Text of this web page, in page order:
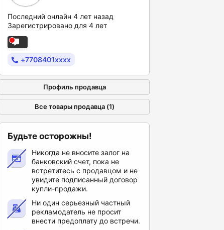
Последний онлайн 4 лет назад
Зарегистрировано для 4 лет
+7708401xxxx
Профиль продавца
Все товары продавца (1)
Будьте осторожны!
Никогда не вносите залог на
банковский счет, пока не
встретитесь с продавцом и не
увидите подписанный договор
купли-продажи.
Ни один серьезный частный
рекламодатель не просит
внести предоплату до встречи.